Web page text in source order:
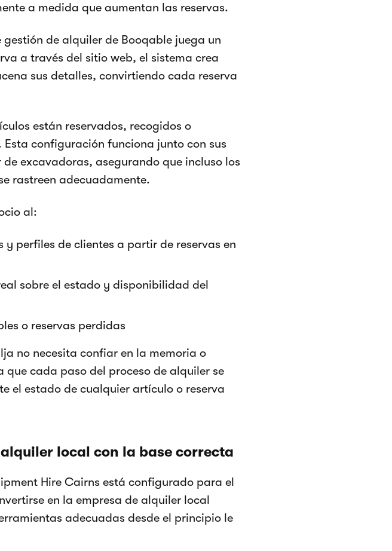
a medida que aumentan las reservas.
de alquiler de Booqable juega un
a través del sitio web, el sistema crea
sus detalles, convirtiendo cada reserva
están reservados, recogidos o
configuración funciona junto con sus
excavadoras, asegurando que incluso los
rastreen adecuadamente.
al:
perfiles de clientes a partir de reservas en
sobre el estado y disponibilidad del
o reservas perdidas
no necesita confiar en la memoria o
cada paso del proceso de alquiler se
el estado de cualquier artículo o reserva
local con la base correcta
Hire Cairns está configurado para el
en la empresa de alquiler local
adecuadas desde el principio le